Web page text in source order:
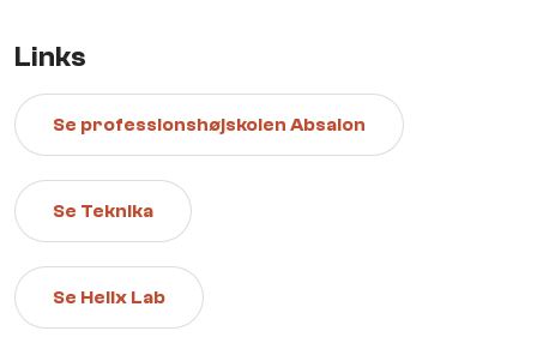
Links
Se professionshøjskolen Absalon
Se Teknika
Se Helix Lab